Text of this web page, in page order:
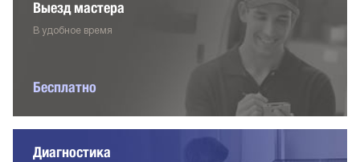
Выезд мастера
В удобное время
Бесплатно
Диагностика